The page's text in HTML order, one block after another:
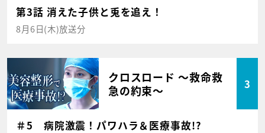
第3話 消えた子供と兎を追え！
8月6日(木)放送分
クロスロード ～救命救
急の約束～
3
＃5 病院激震！パワハラ＆医療事故!?